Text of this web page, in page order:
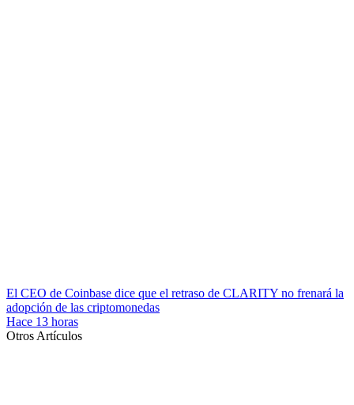
El CEO de Coinbase dice que el retraso de CLARITY no frenará la
adopción de las criptomonedas
Hace 13 horas
Otros Artículos